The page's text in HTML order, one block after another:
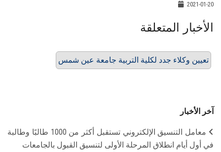
2021-01-20
الأخبار المتعلقة
تعيين وكلاء جدد لكلية التربية جامعة عين شمس
آخر الأخبار
معامل التنسيق الإلكتروني تستقبل أكثر من 1000 طالبًا وطالبة
في أول أيام انطلاق المرحلة الأولى لتنسيق القبول بالجامعات